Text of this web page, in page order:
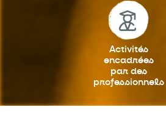
Activités
encadrées
par des
professionnels